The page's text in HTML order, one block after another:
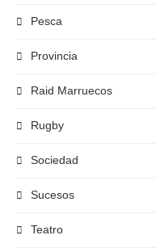
Pesca
Provincia
Raid Marruecos
Rugby
Sociedad
Sucesos
Teatro